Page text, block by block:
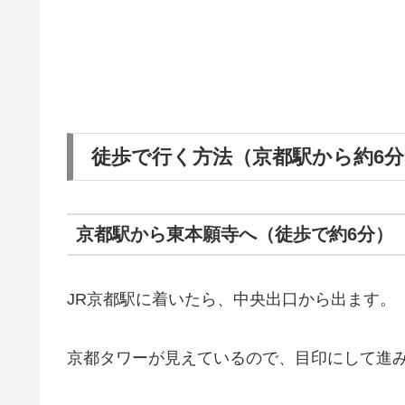
徒歩で行く方法（京都駅から約6分
京都駅から東本願寺へ（徒歩で約6分）
JR京都駅に着いたら、中央出口から出ます。
京都タワーが見えているので、目印にして進み